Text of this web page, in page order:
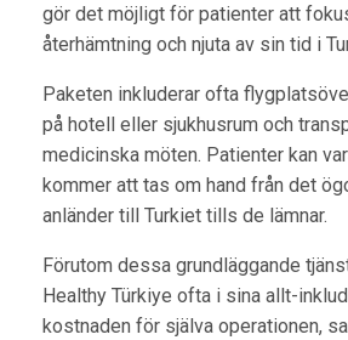
gör det möjligt för patienter att
återhämtning och njuta av sin tid i
Paketen inkluderar ofta
på hotell eller sjukhusrum och
medicinska möten. Patienter kan
kommer att tas om hand från det
anländer till Turkiet tills de lämnar.
Förutom dessa grundläggande
Healthy Türkiye ofta i sina allt-
kostnaden för själva operationen,